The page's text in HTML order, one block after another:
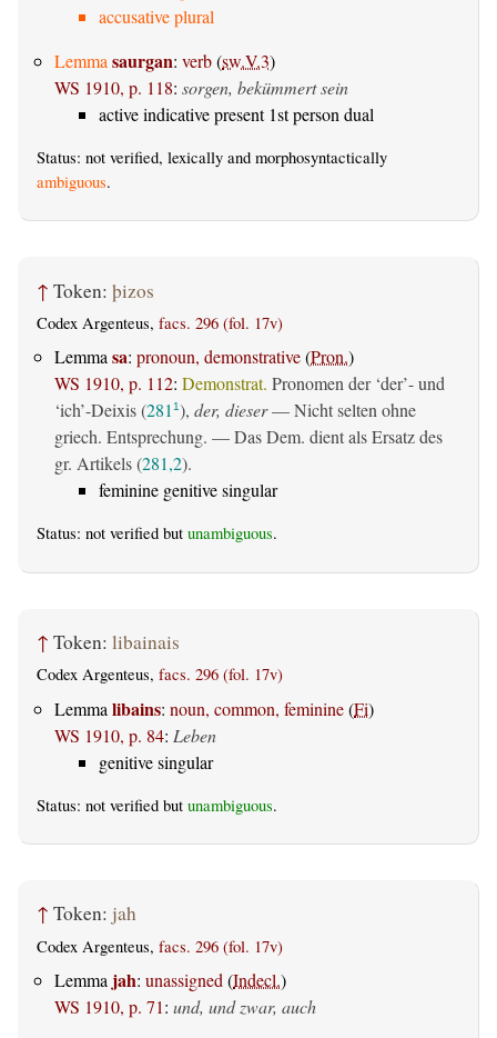
accusative plural
Lemma saurgan: verb(sw.V.3)
WS 1910, p. 118: sorgen, bekümmert sein
active indicative present 1st person dual
Status: not verified, lexically and morphosyntactically
ambiguous.
↑ Token: þizos
Codex Argenteus, facs. 296 (fol. 17v)
Lemmasa: pronoun, demonstrative(Pron.)
WS 1910, p. 112: Demonstrat. Pronomen der ‘der’- und
‘ich’-Deixis (281 1), der, dieser— Nicht selten ohne
griech. Entsprechung. — Das Dem. dient als Ersatz des
gr. Artikels (281,2).
feminine genitive singular
Status: not verified but unambiguous.
↑ Token: libainais
Codex Argenteus, facs. 296 (fol. 17v)
Lemma libains: noun, common, feminine(Fi)
WS 1910, p. 84: Leben
genitive singular
Status: not verified but unambiguous.
↑ Token: jah
Codex Argenteus, facs. 296 (fol. 17v)
Lemma jah: unassigned (Indecl.)
WS 1910, p. 71: und, und zwar, auch